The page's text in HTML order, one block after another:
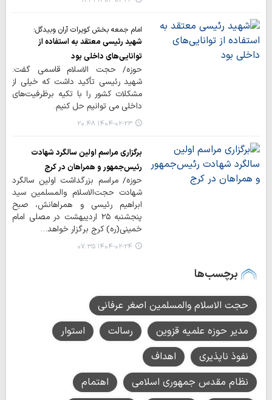
امام جمعه بخش کویرات آران وبیدگل؛
شهید رئیسی معتقد به استفاده از
توانایی‌های داخلی بود
حوزه/ حجت الاسلام قاسمی گفت:
شهید رئیسی تأکید داشت که خیلی از
مشکلات کشور را با تکیه برظرفیت‌های
داخلی می توانیم حل کنیم.
۱۴۰۴-۰۲-۲۳ ۲۰:۴۸
برگزاری مراسم اولین سالگرد شهادت
رئیس‌جمهور و همراهان در کرج
حوزه/ مراسم بزرگداشت اولین سالگرد
شهادت حجت‌الاسلام والمسلمین سید
ابراهیم رئیسی و همراهانش، صبح
پنجشنبه ۲۵ اردیبهشت در مصلی امام
خمینی(ره) کرج برگزار خواهد…
۱۴۰۴-۰۲-۲۴ ۰۷:۳۵
برچسب‌ها
حجت الاسلام والمسلمین اصغر عرفانی
مدیر حوزه علمیه قزوین
رسالت
استوار
نفوذ ناپذیری
اهداف
نظام مقدس جمهوری اسلامی
اهتمام